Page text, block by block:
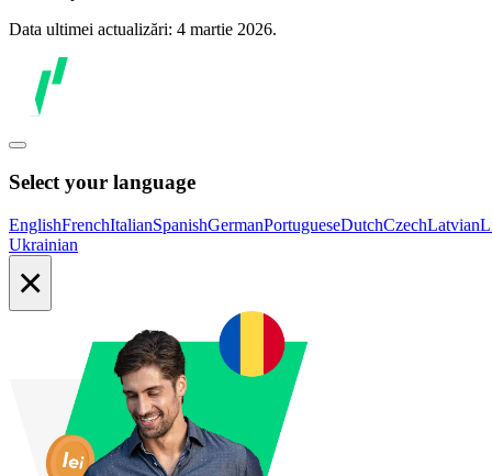
Data ultimei actualizări: 4 martie 2026.
Select your language
EnglishFrenchItalianSpanishGermanPortugueseDutchCzechLatvian
Ukrainian
×